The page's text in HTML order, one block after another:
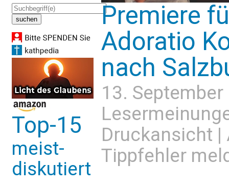
Top-15
meist-
diskutiert
Premiere
Adoratio
nach
13.
Druckansicht |
Tippfehler